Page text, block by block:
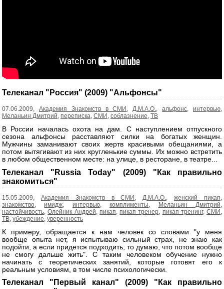
Телеканал "Россия" (2009) "Альфонсы"
07.06.2009, Академия Знакомств в СМИ ,Д.М.А.О.,альфонс,интервью,
Меланьин Дмитрий, переписка, СМИ , соблазнение, ТВ
В России началась охота на дам. С наступлением отпускного
сезона альфонсы расставляют силки на богатых женщин.
Мужчины заманивают своих жертв красивыми обещаниями, а
потом вытягивают из них кругленькие суммы. Их можно встретить
в любом общественном месте: на улице, в ресторане, в театре...
Телеканал "Russia Today" (2009) "Как правильно
знакомиться"
15.05.2009, Академия Знакомств в СМИ Д.М.А.О. ,женский пикап
знакомство ,имидж интервью,комплименты Меланьин Дмитрий
настойчивость ,Олейник Андрей ,пикап ,пикап-тренер пикап-тренинг,СМИ
ТВ убеждение уверенность
К примеру, обращается к нам человек со словами "у меня
вообще опыта нет, я испытываю сильный страх, не знаю как
подойти, а если придется подходить, то думаю, что потом вообще
не смогу дальше жить". С таким человеком обучение нужно
начинать с теоретических занятий, которые готовят его к
реальным условиям, в том числе психологически.
Телеканал "Первый канал" (2009) "Как правильно